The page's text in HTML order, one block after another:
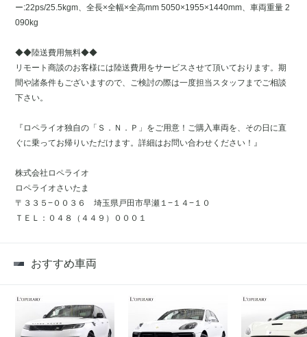
ー:22ps/25.5kgm、全長×全幅×全高mm 5050×1955×1440mm、車両重量 2
090kg
◆◆陸送費用無料◆◆
リモート商談のお客様には陸送費用をサービスさせて頂いております。期
間や諸条件もございますので、ご検討の際は一度担当スタッフまでご相談
下さい。
『ロペライオ独自の「Ｓ．Ｎ．Ｐ」をご用意！ご購入車両を、その日に直
ぐに乗ってお帰りいただけます。詳細はお問い合わせください！』
株式会社ロペライオ
ロペライオさいたま
〒３３５−００３６ 埼玉県戸田市早瀬１−１４−１０
ＴＥＬ：０４８（４４９）０００１
おすすめ車両